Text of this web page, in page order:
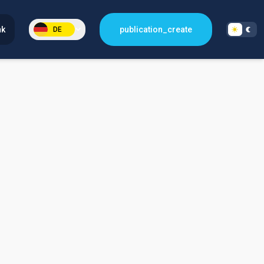
DE publication_create